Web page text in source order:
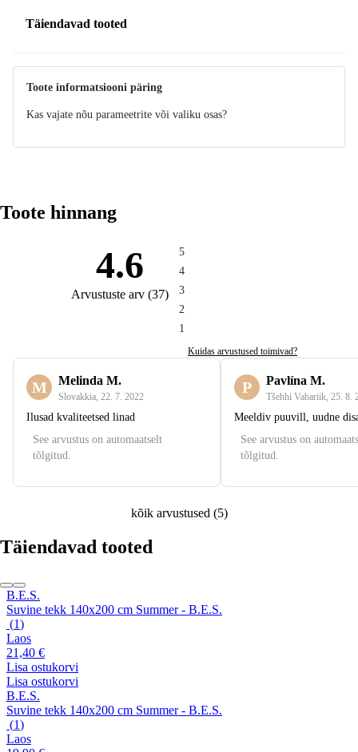
Täiendavad tooted
Toote informatsiooni päring
Kas vajate nõu parameetrite või valiku osas?
Toote hinnang
4.6
Arvustuste arv (37)
5
4
3
2
1
Kuidas arvustused toimivad?
M Melinda M.
Slovakkia 22. 7. 2022
Ilusad kvaliteetsed linad
See arvustus on automaatselt
tõlgitud.
P Pavlína M.
Tšehhi Vabariik 25. 8.
Meeldiv puuvill, uudne
See arvustus on
tõlgitud.
kõik arvustused (5)
Täiendavad tooted
B.E.S.
Suvine tekk 140x200 cm Summer - B.E.S.
(1)
Laos
21,40 €
Lisa ostukorvi
Lisa ostukorvi
B.E.S.
Suvine tekk 140x200 cm Summer - B.E.S.
(1)
Laos